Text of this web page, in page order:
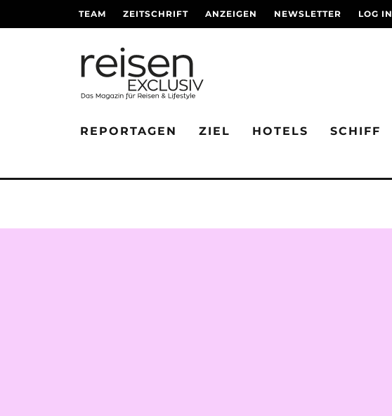
TEAM ZEITSCHRIFT ANZEIGEN NEWSLETTER LOG IN
REPORTAGEN ZIEL HOTELS SCHIFF